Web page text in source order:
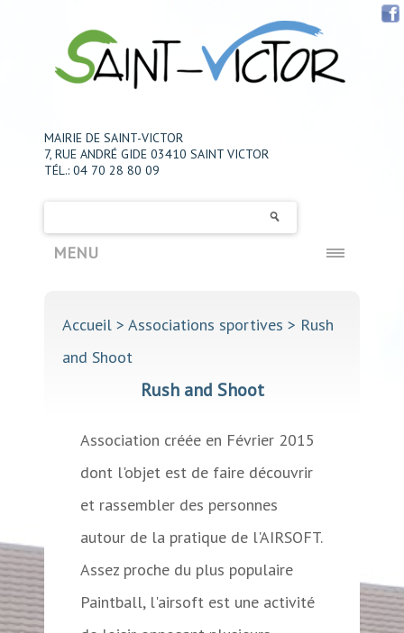
MAIRIE DE SAINT-VICTOR
7, RUE ANDRÉ GIDE 03410 SAINT VICTOR
TÉL.: 04 70 28 80 09
MENU
Accueil > Associations sportives > Rush
and Shoot
Rush and Shoot
Association créée en Février 2015
dont l'objet est de faire découvrir
et rassembler des personnes
autour de la pratique de l'AIRSOFT.
Assez proche du plus populaire
Paintball, l'airsoft est une activité